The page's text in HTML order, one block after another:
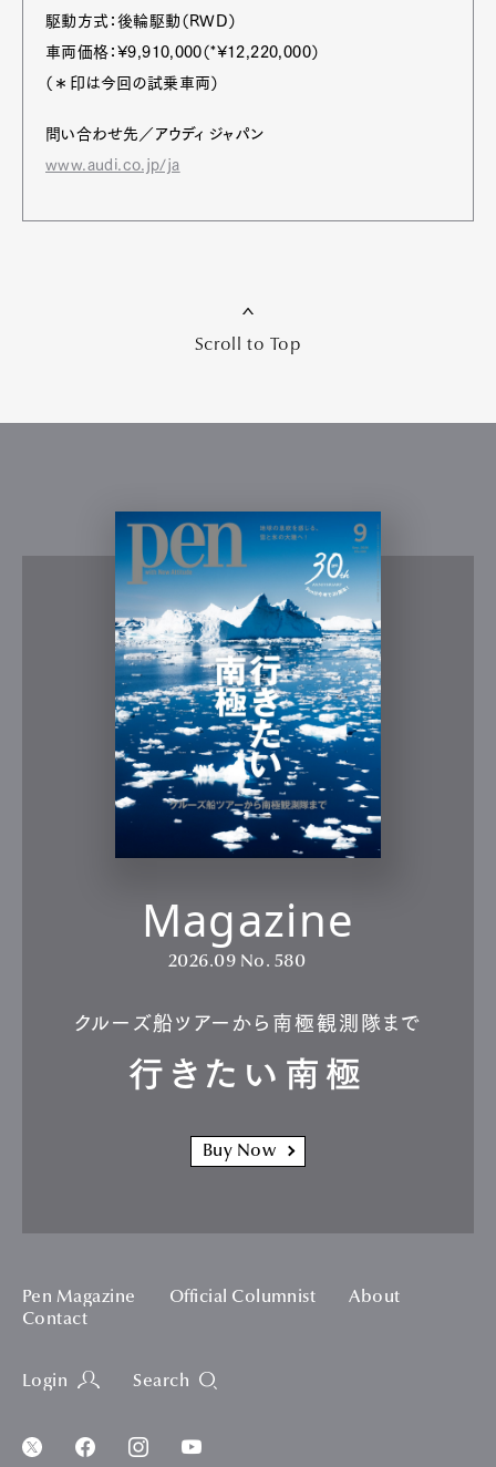
駆動方式：後輪駆動（RWD）
車両価格：¥9,910,000（*¥12,220,000）
（＊印は今回の試乗車両）
問い合わせ先／アウディ ジャパン
www.audi.co.jp/ja
Scroll to Top
Magazine
2026.09 No. 580
クルーズ船ツアーから南極観測隊まで
行きたい南極
Buy Now
Pen Magazine Official Columnist
About
Contact
Login Search